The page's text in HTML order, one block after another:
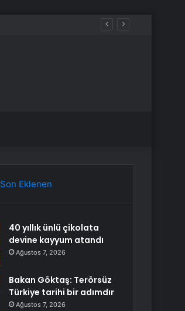
Son Eklenen
40 yıllık ünlü çikolata
devine kayyum atandı
Ağustos 7, 2026
Bakan Göktaş: Terörsüz
Türkiye tarihi bir adımdır
Ağustos 7, 2026